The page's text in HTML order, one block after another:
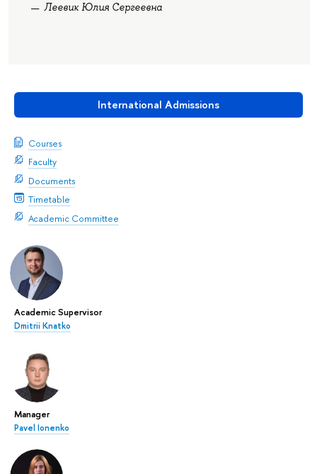
International Admissions
Courses
Faculty
Documents
Timetable
Academic Committee
Academic Supervisor
Dmitrii Knatko
Manager
Pavel Ionenko
Леевик Юлия Сергеевна